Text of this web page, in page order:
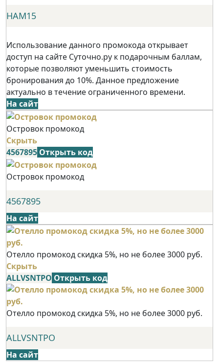
НАМ15
Использование данного промокода открывает
доступ на сайте Суточно.ру к подарочным баллам,
которые позволяют уменьшить стоимость
бронирования до 10%. Данное предложение
актуально в течение ограниченного времени.
На сайт
Островок промокод
Скрыть
4567895 Открыть код
Островок промокод
4567895
На сайт
Отелло промокод скидка 5%, но не более 3000 руб.
Скрыть
ALLVSNTPO Открыть код
Отелло промокод скидка 5%, но не более 3000 руб.
ALLVSNTPO
На сайт